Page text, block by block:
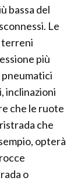
bassa del
Le
terreni
più
pneumatici
inclinazioni
che le ruote
che
opterà
o